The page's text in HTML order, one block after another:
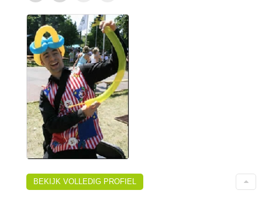
BEKIJK VOLLEDIG PROFIEL